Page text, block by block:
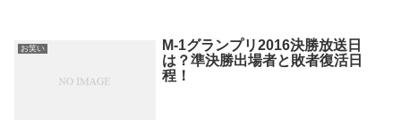
お笑い
M-1グランプリ2016決勝放送日
は？準決勝出場者と敗者復活日
程！